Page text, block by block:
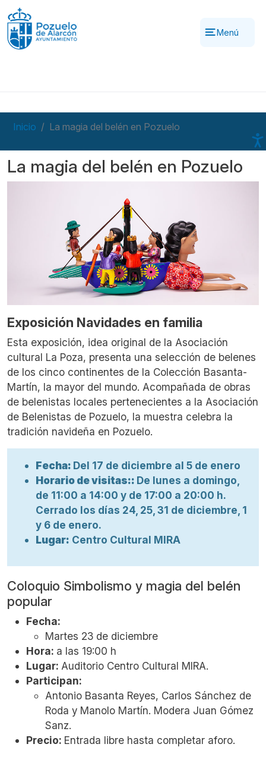
Pasar al contenido principal
Menú
Inicio La magia del belén en Pozuelo
La magia del belén en Pozuelo
Exposición Navidades en familia
Esta exposición, idea original de la Asociación
cultural La Poza, presenta una selección de belenes
de los cinco continentes de la Colección Basanta-
Martín, la mayor del mundo. Acompañada de obras
de belenistas locales pertenecientes a la Asociación
de Belenistas de Pozuelo, la muestra celebra la
tradición navideña en Pozuelo.
Fecha: Del 17 de diciembre al 5 de enero
Horario de visitas:: De lunes a domingo,
de 11:00 a 14:00 y de 17:00 a 20:00 h.
Cerrado los días 24, 25, 31 de diciembre, 1
y 6 de enero.
Lugar: Centro Cultural MIRA
Coloquio Simbolismo y magia del belén
popular
Fecha:
Martes 23 de diciembre
Hora: a las 19:00 h
Lugar: Auditorio Centro Cultural MIRA.
Participan:
Antonio Basanta Reyes, Carlos Sánchez de
Roda y Manolo Martín. Modera Juan Gómez
Sanz.
Precio: Entrada libre hasta completar aforo.